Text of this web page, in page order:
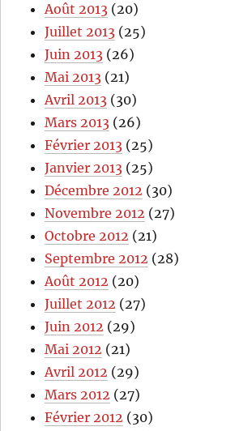
Août 2013 (20)
Juillet 2013 (25)
Juin 2013 (26)
Mai 2013 (21)
Avril 2013 (30)
Mars 2013 (26)
Février 2013 (25)
Janvier 2013 (25)
Décembre 2012 (30)
Novembre 2012 (27)
Octobre 2012 (21)
Septembre 2012 (28)
Août 2012 (20)
Juillet 2012 (27)
Juin 2012 (29)
Mai 2012 (21)
Avril 2012 (29)
Mars 2012 (27)
Février 2012 (30)